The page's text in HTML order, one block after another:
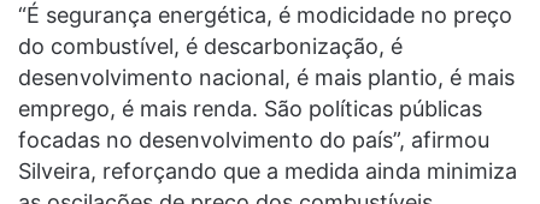
“É segurança energética, é modicidade no preço
do combustível, é descarbonização, é
desenvolvimento nacional, é mais plantio, é mais
emprego, é mais renda. São políticas públicas
focadas no desenvolvimento do país”, afirmou
Silveira, reforçando que a medida ainda minimiza